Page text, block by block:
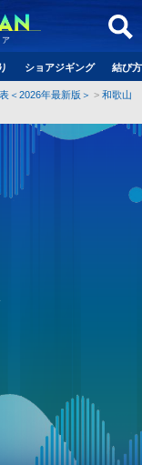
ショアジギング 結び
＜2026年最新版＞
和歌山